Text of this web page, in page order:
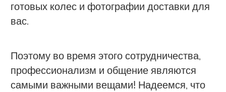
готовых колес и фотографии доставки для
вас.
Поэтому во время этого сотрудничества,
профессионализм и общение являются
самыми важными вещами! Надеемся, что